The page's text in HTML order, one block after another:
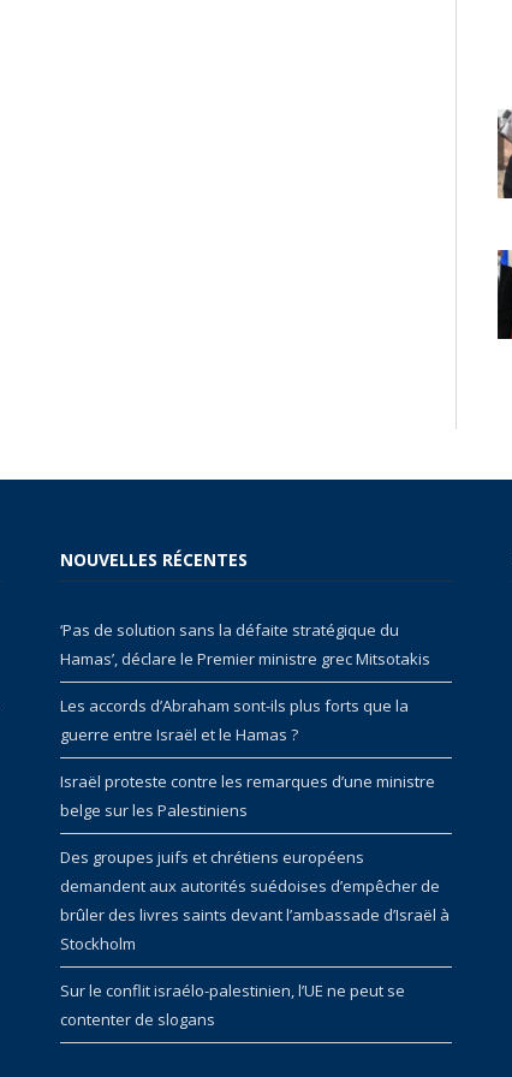
NOUVELLES RÉCENTES
‘Pas de solution sans la défaite stratégique du
Hamas’, déclare le Premier ministre grec Mitsotakis
Les accords d’Abraham sont-ils plus forts que la
guerre entre Israël et le Hamas ?
Israël proteste contre les remarques d’une ministre
belge sur les Palestiniens
Des groupes juifs et chrétiens européens
demandent aux autorités suédoises d’empêcher de
brûler des livres saints devant l’ambassade d’Israël à
Stockholm
Sur le conflit israélo-palestinien, l’UE ne peut se
contenter de slogans